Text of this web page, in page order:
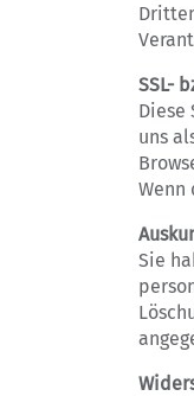
SSL-
Diese
uns
Wenn
Sie